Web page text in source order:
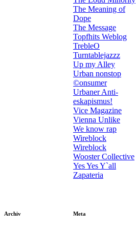
The Meaning of
Dope
The Message
Topfhits Weblog
TrebleO
Turntablejazzz
Up my Alley
Urban nonstop
©onsumer
Urbaner Anti-
eskapismus!
Vice Magazine
Vienna Unlike
We know rap
Wireblock
Wireblock
Wooster Collective
Yes Yes Y`all
Zapateria
Archiv Meta